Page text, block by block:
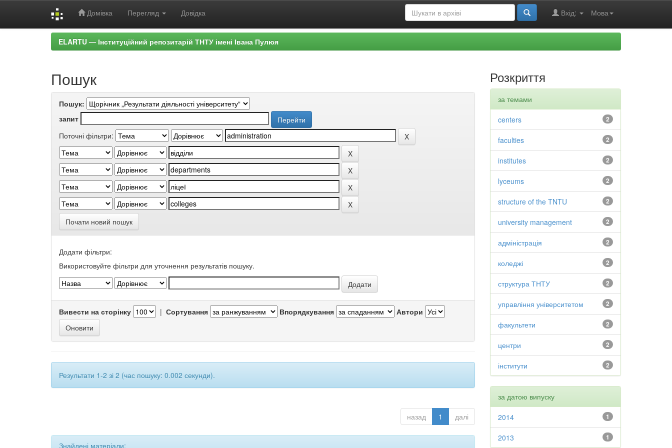
Домівка Перегляд Довідка Мова
Вхід:
ELARTU — Інституційний репозитарій ТНТУ імені Івана Пулюя
Пошук
Пошук:
запит
Поточні фільтри:
Почати новий пошук
Додати фільтри:
Використовуйте фільтри для уточнення результатів пошуку.
Вивести на сторінку | Сортування Впорядкування Автори
Результати 1-2 зі 2 (час пошуку: 0.002 секунди).
назад 1 далі
Знайдені матеріали:
Розкриття
за темами
2
centers
2
faculties
2
institutes
2
lyceums
2
structure of the TNTU
2
university management
2
адміністрація
2
коледжі
2
структура ТНТУ
2
управління університетом
2
факультети
2
центри
2
інститути
за датою випуску
1
2014
1
2013